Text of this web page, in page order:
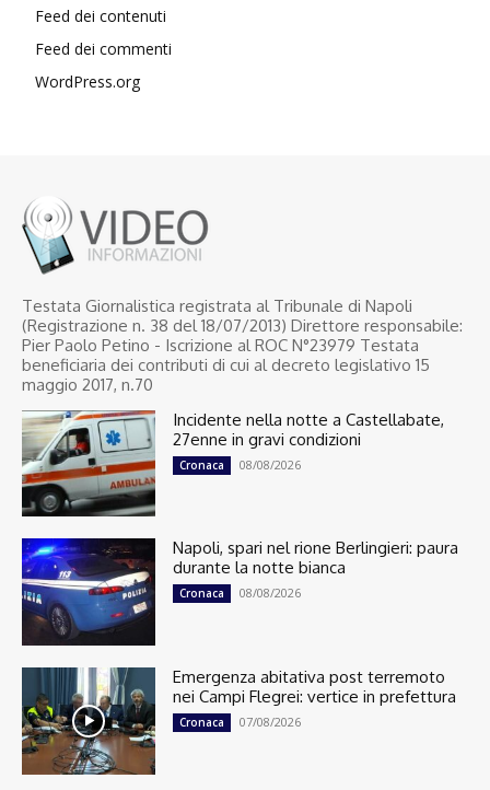
Feed dei contenuti
Feed dei commenti
WordPress.org
Testata Giornalistica registrata al Tribunale di Napoli
(Registrazione n. 38 del 18/07/2013) Direttore responsabile:
Pier Paolo Petino - Iscrizione al ROC N°23979 Testata
beneficiaria dei contributi di cui al decreto legislativo 15
maggio 2017, n.70
Incidente nella notte a Castellabate,
27enne in gravi condizioni
Cronaca 08/08/2026
Napoli, spari nel rione Berlingieri: paura
durante la notte bianca
Cronaca 08/08/2026
Emergenza abitativa post terremoto
nei Campi Flegrei: vertice in prefettura
Cronaca 07/08/2026